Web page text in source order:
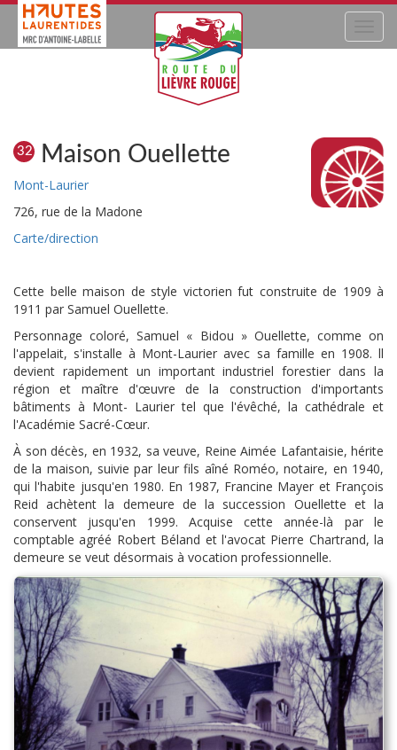
32 Maison Ouellette
Mont-Laurier
726, rue de la Madone
Carte/direction
Cette belle maison de style victorien fut construite de 1909 à
1911 par Samuel Ouellette.
Personnage coloré, Samuel « Bidou » Ouellette, comme on
l'appelait, s'installe à Mont-Laurier avec sa famille en 1908. ll
devient rapidement un important industriel forestier dans la
région et maître d'œuvre de la construction d'importants
bâtiments à Mont- Laurier tel que l'évêché, la cathédrale et
l'Académie Sacré-Cœur.
À son décès, en 1932, sa veuve, Reine Aimée Lafantaisie, hérite
de la maison, suivie par leur fils aîné Roméo, notaire, en 1940,
qui l'habite jusqu'en 1980. En 1987, Francine Mayer et François
Reid achètent la demeure de la succession Ouellette et la
conservent jusqu'en 1999. Acquise cette année-là par le
comptable agréé Robert Béland et l'avocat Pierre Chartrand, la
demeure se veut désormais à vocation professionnelle.